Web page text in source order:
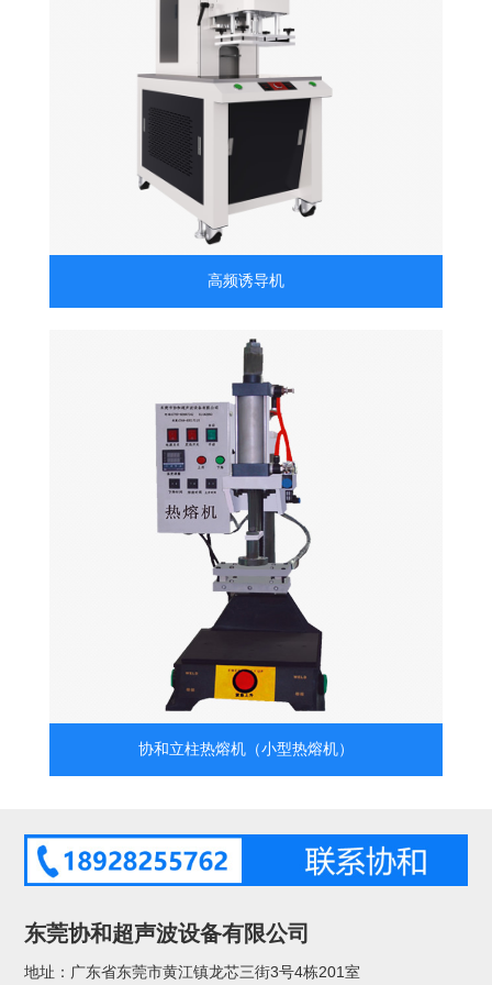
高频诱导机
协和立柱热熔机（小型热熔机）
东莞协和超声波设备有限公司
地址：广东省东莞市黄江镇龙芯三街3号4栋201室